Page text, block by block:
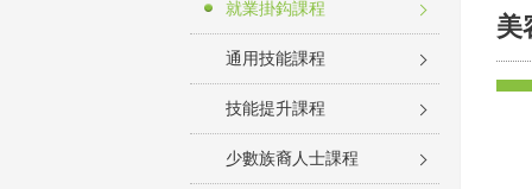
就業掛鈎課程
通用技能課程
技能提升課程
少數族裔人士課程
美